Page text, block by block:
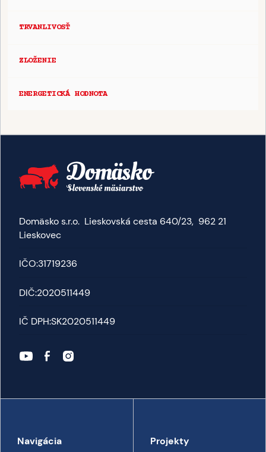
TRVANLIVOSŤ
ZLOŽENIE
ENERGETICKÁ HODNOTA
Domäsko s.r.o. Lieskovská cesta 640/23, 962 21
Lieskovec
IČO:31719236
DIČ:2020511449
IČ DPH:SK2020511449
Navigácia
Projekty